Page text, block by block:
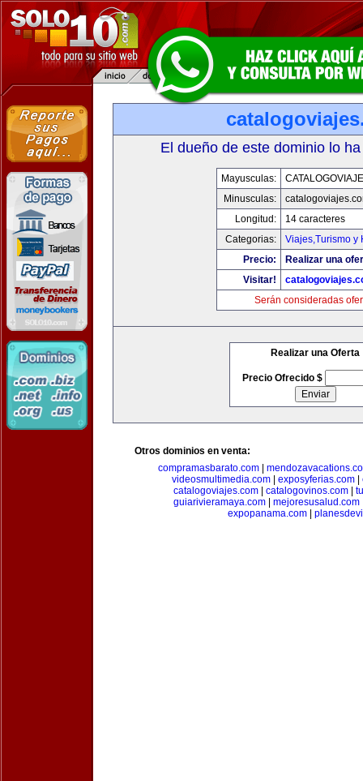
El dueño de este dominio lo
Mayusculas:
Minusculas:
Longitud:
14 caracteres
Categorias:
Viajes,Turismo y
Precio:
Realizar una
Visitar!
Serán consideradas
Realizar una Oferta
Precio Ofrecido $
Otros dominios en venta:
compramasbarato.com|
videosmultimedia.com
exposyferias.com
catalogoviajes.com| catalogovinos.com|
guiarivieramaya.com
mejoresusalud.com
expopanama.com